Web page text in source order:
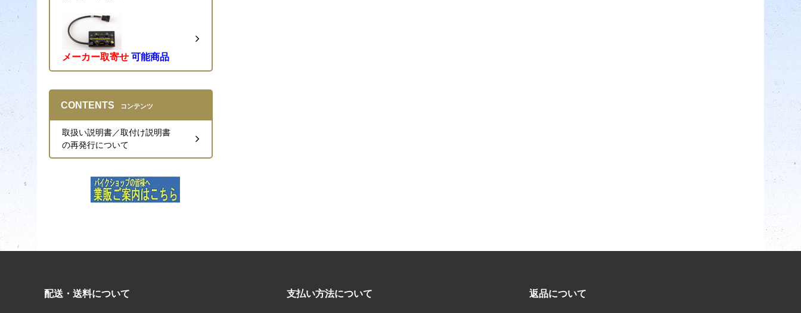
メーカー取寄せ 可能商品
CONTENTS コンテンツ
取扱い説明書／取付け説明書
の再発行について
配送・送料について 支払い方法について 返品について